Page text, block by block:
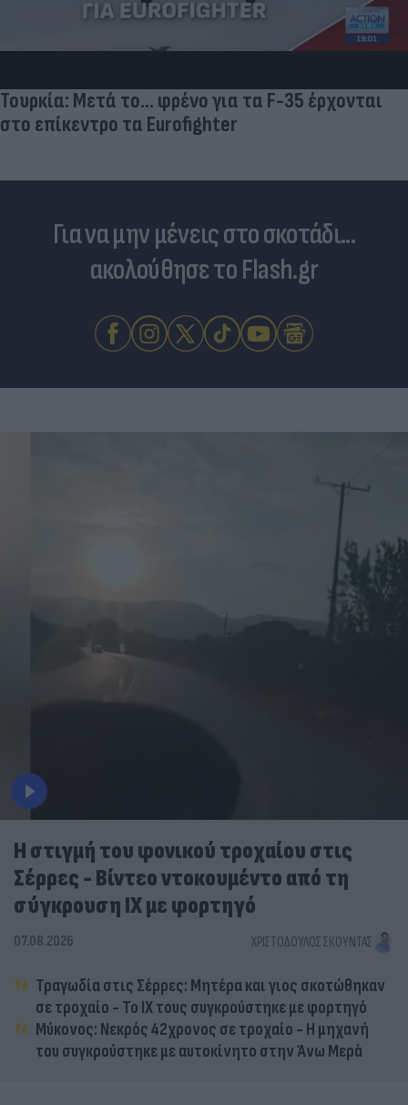
Τουρκία: Μετά το... φρένο για τα F-35 έρχονται
στο επίκεντρο τα Eurofighter
Για να μην μένεις στο σκοτάδι...
ακολούθησε το Flash.gr
Η στιγμή του φονικού τροχαίου στις
Σέρρες - Βίντεο ντοκουμέντο από τη
σύγκρουση ΙΧ με φορτηγό
07.08.2026 ΧΡΙΣΤΌΔΟΥΛΟΣ ΣΚΟΎΝΤΑΣ
Τραγωδία στις Σέρρες: Μητέρα και γιος σκοτώθηκαν
σε τροχαίο - Το ΙΧ τους συγκρούστηκε με φορτηγό
Μύκονος: Νεκρός 42χρονος σε τροχαίο - Η μηχανή
του συγκρούστηκε με αυτοκίνητο στην Άνω Μερά